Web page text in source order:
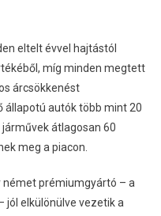
eltelt évvel hajtástól
míg minden megtett
árcsökkenést
állapotú autók több mint 20
átlagosan 60
meg a piacon.
prémiumgyártó – a
jól elkülönülve vezetik a